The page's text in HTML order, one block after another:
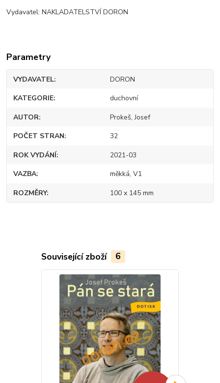
Vydavatel: NAKLADATELSTVÍ DORON
Parametry
VYDAVATEL DORON
KATEGORIE duchovní
AUTOR Prokeš, Josef
POČET STRAN 32
ROK VYDÁNÍ 2021-03
VAZBA měkká, V1
ROZMĚRY 100 x 145 mm
Související zboží 6